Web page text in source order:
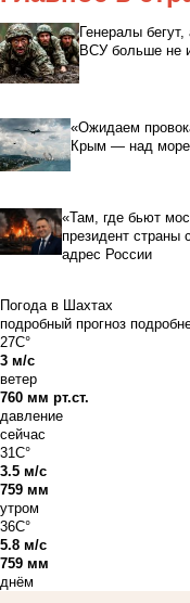
Генералы бегут,
ВСУ больше не
«Ожидаем
Крым — над
«Там, где бьют
президент страны
адрес России
Погода в Шахтах
подробный прогноз
27C°
3 м/с
ветер
760 мм рт.ст.
давление
сейчас
31C°
3.5 м/с
759 мм
утром
36C°
5.8 м/с
759 мм
днём